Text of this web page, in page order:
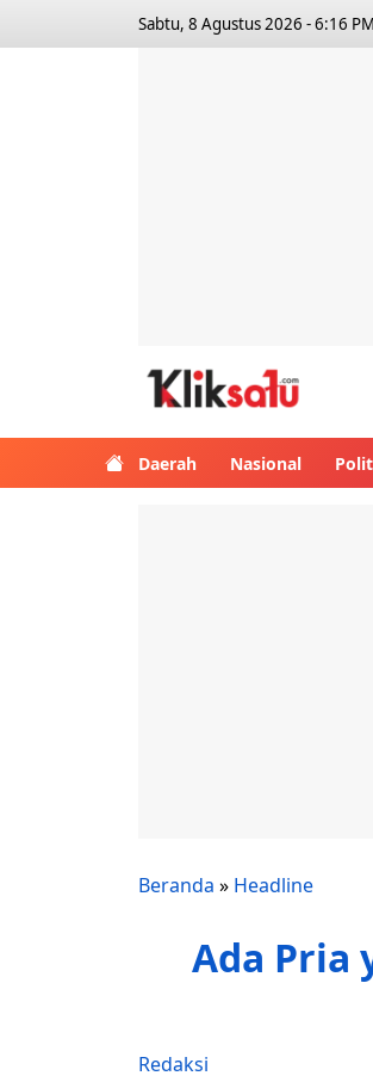
Sabtu, 8 Agustus 2026 - 6:16 PM
Daerah Nasional
Beranda » Headline
Ada Pria
Redaksi